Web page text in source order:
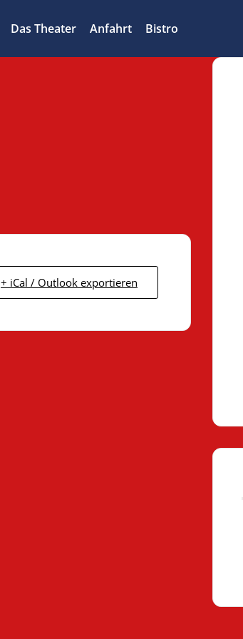
Das Theater Anfahrt Bistro
+ iCal / Outlook exportieren